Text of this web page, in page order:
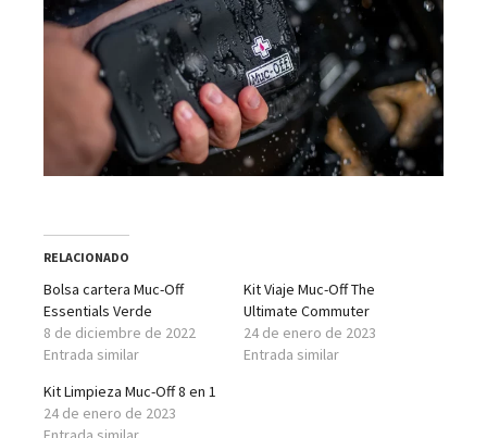
RELACIONADO
Bolsa cartera Muc-Off
Essentials Verde
8 de diciembre de 2022
Entrada similar
Kit Viaje Muc-Off The
Ultimate Commuter
24 de enero de 2023
Entrada similar
Kit Limpieza Muc-Off 8 en 1
24 de enero de 2023